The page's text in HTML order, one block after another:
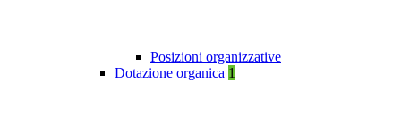
Posizioni organizzative
Dotazione organica 1